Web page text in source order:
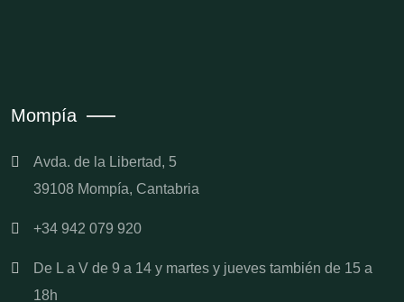
Mompía
Avda. de la Libertad, 5
39108 Mompía, Cantabria
+34 942 079 920
De L a V de 9 a 14 y martes y jueves también de 15 a
18h